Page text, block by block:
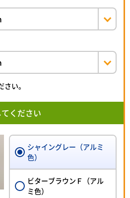
い。
ください
シャイングレー（アルミ
色）
ビターブラウンＦ（アル
ミ色）